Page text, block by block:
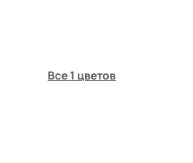
Все 1 цветов